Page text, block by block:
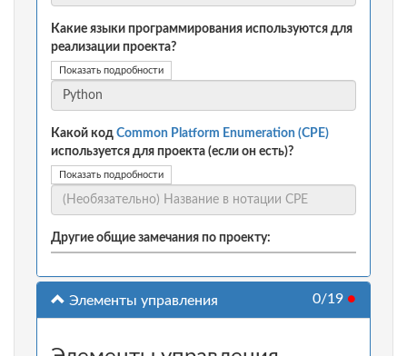
Какие языки программирования используются для
реализации проекта?
Показать подробности
Какой код Common Platform Enumeration (CPE)
используется для проекта (если он есть)?
Показать подробности
Другие общие замечания по проекту:
Элементы управления 0/19 ●